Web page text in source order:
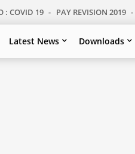
: COVID 19 PAY REVISION 2019
Latest News Downloads